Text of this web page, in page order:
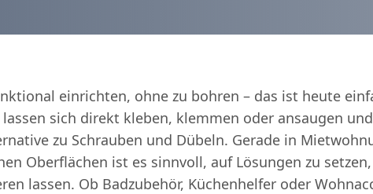
einrichten, ohne zu bohren – das ist heute
sich direkt kleben, klemmen oder ansaugen
zu Schrauben und Dübeln. Gerade in
Oberflächen ist es sinnvoll, auf Lösungen zu
lassen. Ob Badzubehör, Küchenhelfer oder